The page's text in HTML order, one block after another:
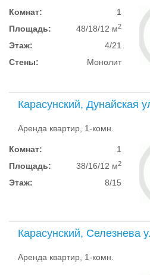
Комнат:
1
Площадь:
48/18/12 м2
Этаж:
4/21
Стены:
Монолит
Карасунский, Дунайская
Аренда квартир, 1-комн.
Комнат:
1
Площадь:
38/16/12 м2
Этаж: 8/15
Карасунский, Селезнева
Аренда квартир, 1-комн.